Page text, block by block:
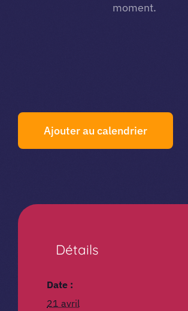
moment.
Ajouter au calendrier
Détails
Date :
21 avril